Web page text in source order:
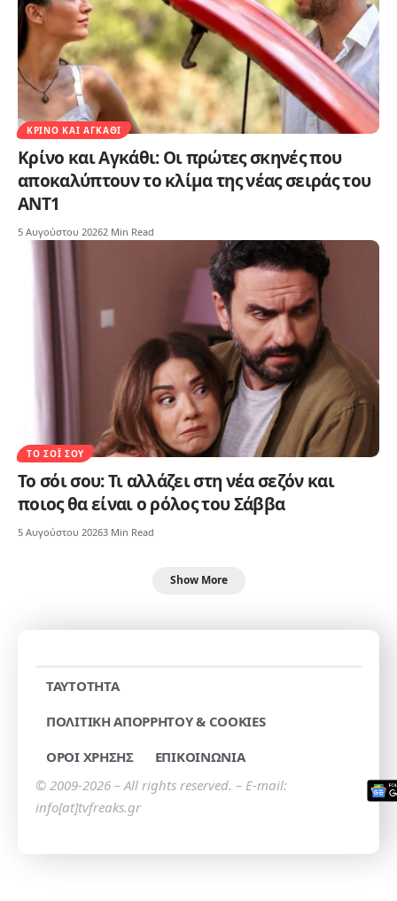
ΚΡΊΝΟ ΚΑΙ ΑΓΚΆΘΙ
Κρίνο και Αγκάθι: Οι πρώτες σκηνές που
αποκαλύπτουν το κλίμα της νέας σειράς του
ΑΝΤ1
5 Αυγούστου 20262 Min Read
ΤΟ ΣΌΙ ΣΟΥ
Το σόι σου: Τι αλλάζει στη νέα σεζόν και
ποιος θα είναι ο ρόλος του Σάββα
5 Αυγούστου 20263 Min Read
Show More
TAYTOTHTA
ΠΟΛΙΤΙΚΗ ΑΠΟΡΡΗΤΟΥ & COOKIES
ΟΡΟΙ ΧΡΗΣΗΣ
ΕΠΙΚΟΙΝΩΝΙΑ
© 2009-2026 – All rights reserved. – E-mail:
info[at]tvfreaks.gr